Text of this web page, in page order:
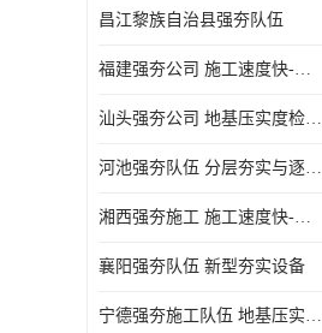
昌江黎族自治县强夯队伍
福建强夯公司 施工速度快-施耐用性强
汕头强夯公司 地基压实度检测方法与标准
河池强夯队伍 分层夯实与逐层检测技术
湘西强夯施工 施工速度快-施耐用性强
襄阳强夯队伍 新型夯实设备
宁德强夯施工队伍 地基压实度检测方法与标准